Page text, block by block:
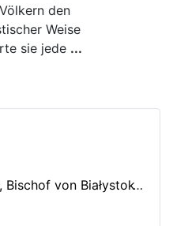
von Białystok und Gdańsk
den
Weise
sie jede ...